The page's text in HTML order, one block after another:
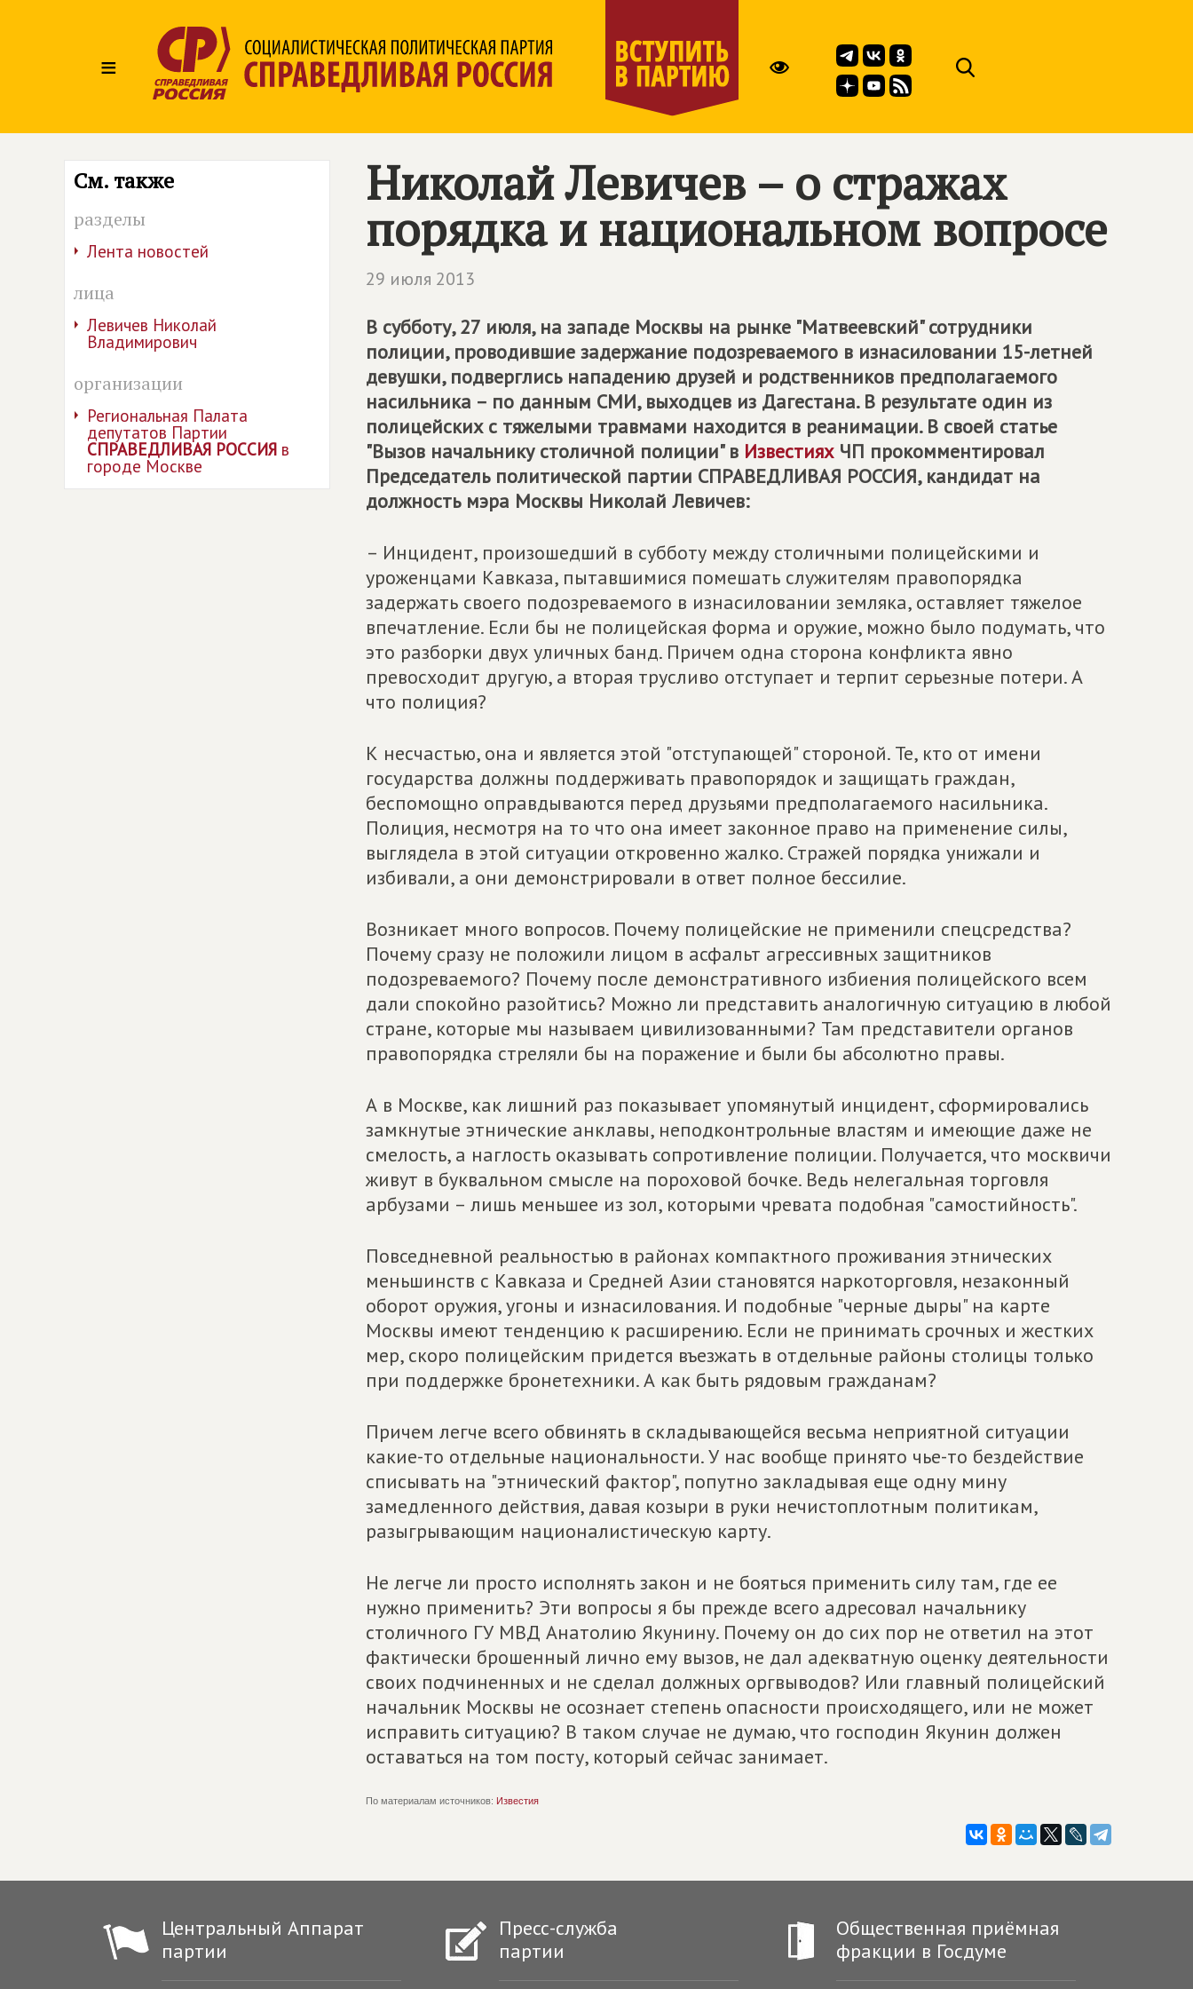
≡
См. также
разделы
Лента новостей
лица
Левичев Николай
Владимирович
организации
Региональная Палата
депутатов Партии
СПРАВЕДЛИВАЯ РОССИЯ в
городе Москве
Николай Левичев – о стражах
порядка и национальном вопросе
29 июля 2013
В субботу, 27 июля, на западе Москвы на рынке "Матвеевский" сотрудники
полиции, проводившие задержание подозреваемого в изнасиловании 15-летней
девушки, подверглись нападению друзей и родственников предполагаемого
насильника – по данным СМИ, выходцев из Дагестана. В результате один из
полицейских с тяжелыми травмами находится в реанимации. В своей статье
"Вызов начальнику столичной полиции" в ИзвестияхЧП прокомментировал
Председатель политической партии СПРАВЕДЛИВАЯ РОССИЯ, кандидат на
должность мэра Москвы Николай Левичев:
– Инцидент, произошедший в субботу между столичными полицейскими и
уроженцами Кавказа, пытавшимися помешать служителям правопорядка
задержать своего подозреваемого в изнасиловании земляка, оставляет тяжелое
впечатление. Если бы не полицейская форма и оружие, можно было подумать, что
это разборки двух уличных банд. Причем одна сторона конфликта явно
превосходит другую, а вторая трусливо отступает и терпит серьезные потери. А
что полиция?
К несчастью, она и является этой "отступающей" стороной. Те, кто от имени
государства должны поддерживать правопорядок и защищать граждан,
беспомощно оправдываются перед друзьями предполагаемого насильника.
Полиция, несмотря на то что она имеет законное право на применение силы,
выглядела в этой ситуации откровенно жалко. Стражей порядка унижали и
избивали, а они демонстрировали в ответ полное бессилие.
Возникает много вопросов. Почему полицейские не применили спецсредства?
Почему сразу не положили лицом в асфальт агрессивных защитников
подозреваемого? Почему после демонстративного избиения полицейского всем
дали спокойно разойтись? Можно ли представить аналогичную ситуацию в любой
стране, которые мы называем цивилизованными? Там представители органов
правопорядка стреляли бы на поражение и были бы абсолютно правы.
А в Москве, как лишний раз показывает упомянутый инцидент, сформировались
замкнутые этнические анклавы, неподконтрольные властям и имеющие даже не
смелость, а наглость оказывать сопротивление полиции. Получается, что москвичи
живут в буквальном смысле на пороховой бочке. Ведь нелегальная торговля
арбузами – лишь меньшее из зол, которыми чревата подобная "самостийность".
Повседневной реальностью в районах компактного проживания этнических
меньшинств с Кавказа и Средней Азии становятся наркоторговля, незаконный
оборот оружия, угоны и изнасилования. И подобные "черные дыры" на карте
Москвы имеют тенденцию к расширению. Если не принимать срочных и жестких
мер, скоро полицейским придется въезжать в отдельные районы столицы только
при поддержке бронетехники. А как быть рядовым гражданам?
Причем легче всего обвинять в складывающейся весьма неприятной ситуации
какие-то отдельные национальности. У нас вообще принято чье-то бездействие
списывать на "этнический фактор", попутно закладывая еще одну мину
замедленного действия, давая козыри в руки нечистоплотным политикам,
разыгрывающим националистическую карту.
Не легче ли просто исполнять закон и не бояться применить силу там, где ее
нужно применить? Эти вопросы я бы прежде всего адресовал начальнику
столичного ГУ МВД Анатолию Якунину. Почему он до сих пор не ответил на этот
фактически брошенный лично ему вызов, не дал адекватную оценку деятельности
своих подчиненных и не сделал должных оргвыводов? Или главный полицейский
начальник Москвы не осознает степень опасности происходящего, или не может
исправить ситуацию? В таком случае не думаю, что господин Якунин должен
оставаться на том посту, который сейчас занимает.
По материалам источников: Известия
Центральный Аппарат
партии
Пресс-служба
партии
Общественная приёмная
фракции в Госдуме